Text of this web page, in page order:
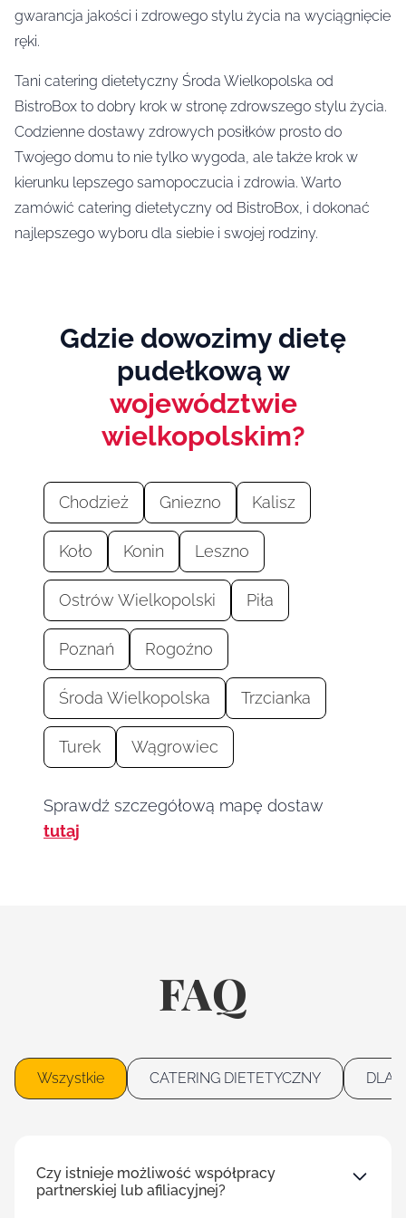
gwarancja jakości i zdrowego stylu życia na wyciągnięcie
ręki.
Tani catering dietetyczny Środa Wielkopolska od
BistroBox to dobry krok w stronę zdrowszego stylu życia.
Codzienne dostawy zdrowych posiłków prosto do
Twojego domu to nie tylko wygoda, ale także krok w
kierunku lepszego samopoczucia i zdrowia. Warto
zamówić catering dietetyczny od BistroBox, i dokonać
najlepszego wyboru dla siebie i swojej rodziny.
Gdzie dowozimy dietę
pudełkową w
województwie
wielkopolskim?
Chodzież Gniezno Kalisz
Koło Konin Leszno
Ostrów Wielkopolski Piła
Poznań Rogoźno
Środa Wielkopolska Trzcianka
Turek Wągrowiec
Sprawdź szczegółową mapę dostaw
tutaj
FAQ
Wszystkie CATERING DIETETYCZNY DLA
Czy istnieje możliwość współpracy
partnerskiej lub afiliacyjnej?